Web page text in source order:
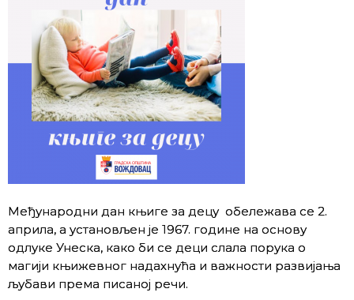
Међународни дан књиге за децу обележава се 2.
априла, a установљен је 1967. године на основу
одлуке Унеска, како би се деци слала порука о
магији књижевног надахнућа и важности развијања
љубави према писаној речи.